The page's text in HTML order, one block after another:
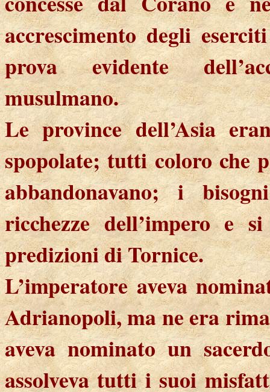
accrescimento degli
prova evidente
musulmano.
Le province dell’Asia
spopolate; tutti coloro che
abbandonavano; i
ricchezze dell’impero e
predizioni di Tornice.
L’imperatore aveva
Adrianopoli, ma ne era
aveva nominato un
assolveva tutti i suoi